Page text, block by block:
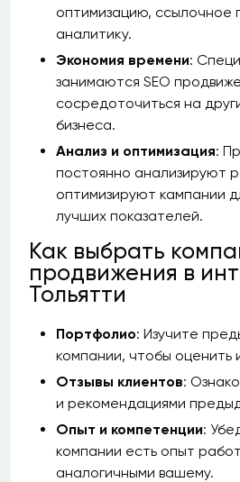
оптимизацию, ссылочное
аналитику.
Экономия времени:
занимаются SEO
сосредоточиться на
бизнеса.
Анализ и оптимизация:
постоянно анализируют
оптимизируют кампании
лучших показателей.
Как выбрать
продвижения в
Тольятти
Портфолио: Изучите
компании, чтобы оценить
Отзывы клиентов:
и рекомендациями
Опыт и компетенции:
компании есть опыт
аналогичными вашему.